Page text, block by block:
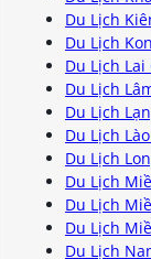
Du Lịch
Du Lịch
Du Lịch Lai
Du Lịch
Du Lịch
Du Lịch
Du Lịch
Du Lịch
Du Lịch
Du Lịch
Du Lịch